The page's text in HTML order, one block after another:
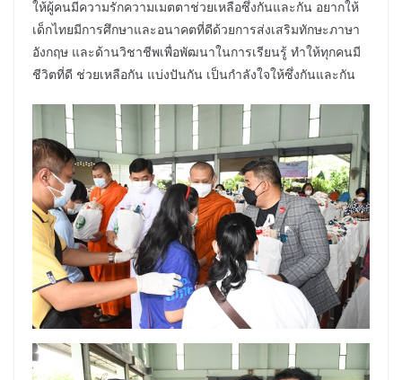
ให้ผู้คนมีความรักความเมตตาช่วยเหลือซึ่งกันและกัน​ อยากให้
เด็กไทยมีการศึกษาและอนาคตที่ดีด้วยการส่งเสริมทักษะภาษา
อังกฤษ และด้านวิชาชีพเพื่อพัฒนาในการเรียนรู้​ ทำให้ทุกคนมี
ชีวิตที่ดี​ ช่วยเหลือกัน​ แบ่งปันกัน​ เป็นกำลังใจให้ซึ่งกันและกัน